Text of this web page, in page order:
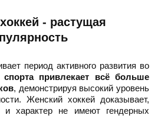
- растущая
период активного развития во
привлекает всё больше
, демонстрируя высокий уровень
Женский хоккей доказывает,
и характер не имеют гендерных